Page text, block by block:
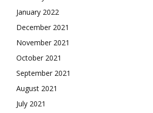
January 2022
December 2021
November 2021
October 2021
September 2021
August 2021
July 2021